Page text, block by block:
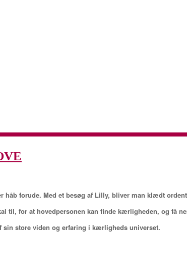
forude. Med et besøg af Lilly, bliver man klædt
for at hovedpersonen kan finde kærligheden, og få
store viden og erfaring i kærligheds universet.